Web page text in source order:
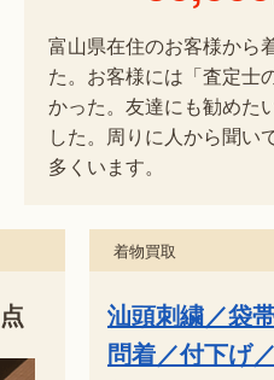
富山県在住のお客様から
た。お客様には「査定士
かった。友達にも勧めた
した。周りに人から聞い
多くいます。
着物買取
汕頭刺繍／袋
問着／付下げ